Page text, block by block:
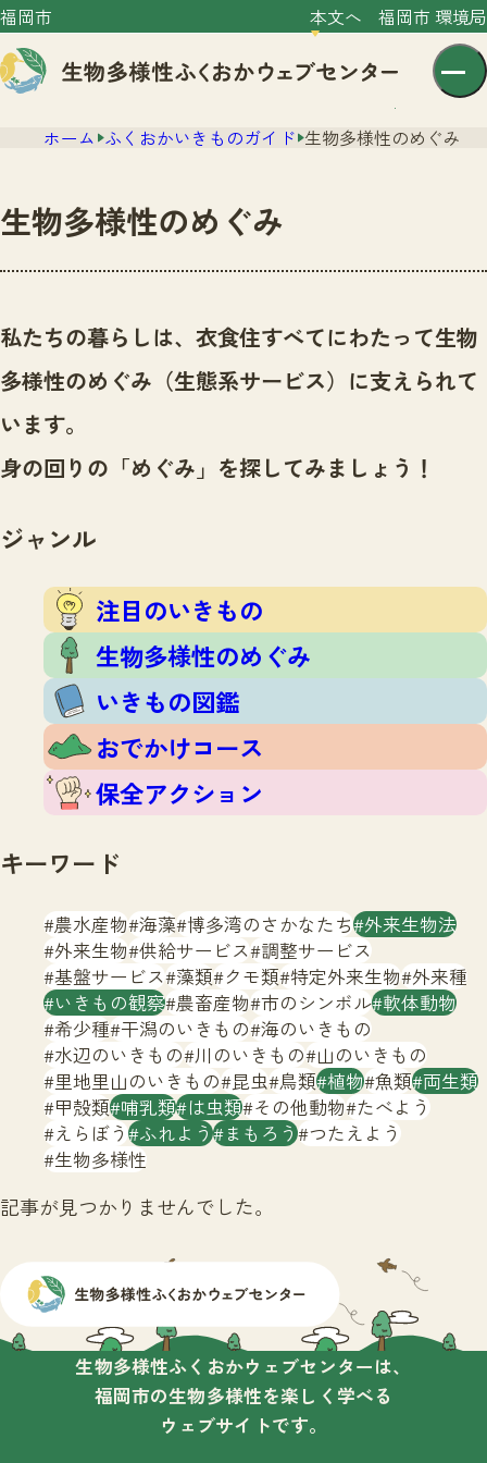
福岡市 本文へ 福岡市 環境局
センター紹介
センター紹介TOP
サイトポリシー
ニュース
いきものガイド
いきものガイドTOP
生物多様性のめぐみ
おでかけコース
保全アクション
イベント
調査レポート
調査レポートTOP
調査結果
ふくおかいきものマップ
マッチング
マッチングTOP
掲載申し込みフォーム
お問合せ
生物多様性ふくおかウェブセンターとは
サイトマップ
ホーム ふくおかいきものガイド 生物多様性のめぐみ
生物多様性のめぐみ
私たちの暮らしは、衣食住すべてにわたって生物
多様性のめぐみ（生態系サービス）に支えられて
います。
身の回りの「めぐみ」を探してみましょう！
ジャンル
注目のいきもの
生物多様性のめぐみ
いきもの図鑑
おでかけコース
保全アクション
キーワード
農水産物 海藻 博多湾のさかなたち 外来生物法
外来生物 供給サービス 調整サービス
基盤サービス 藻類 クモ類 特定外来生物 外来種
いきもの観察 農畜産物 市のシンボル 軟体動物
希少種 干潟のいきもの 海のいきもの
水辺のいきもの 川のいきもの 山のいきもの
里地里山のいきもの 昆虫 鳥類 植物 魚類 両生類
甲殻類 哺乳類 は虫類 その他動物 たべよう
えらぼう ふれよう まもろう つたえよう
生物多様性
記事が見つかりませんでした。
生物多様性ふくおかウェブセンターは、
福岡市の生物多様性を楽しく学べる
ウェブサイトです。